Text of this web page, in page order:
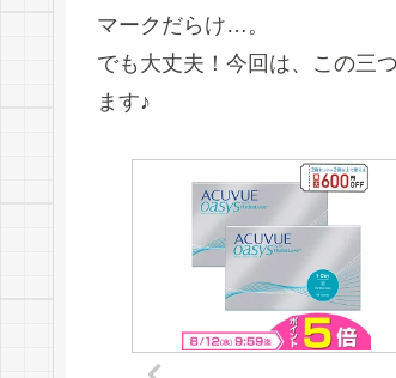
マークだらけ…。
でも大丈夫！今回は、この三
ます♪